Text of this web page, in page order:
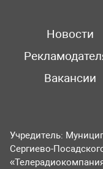
Новости
Вакансии
Учредитель:
Сергиево-